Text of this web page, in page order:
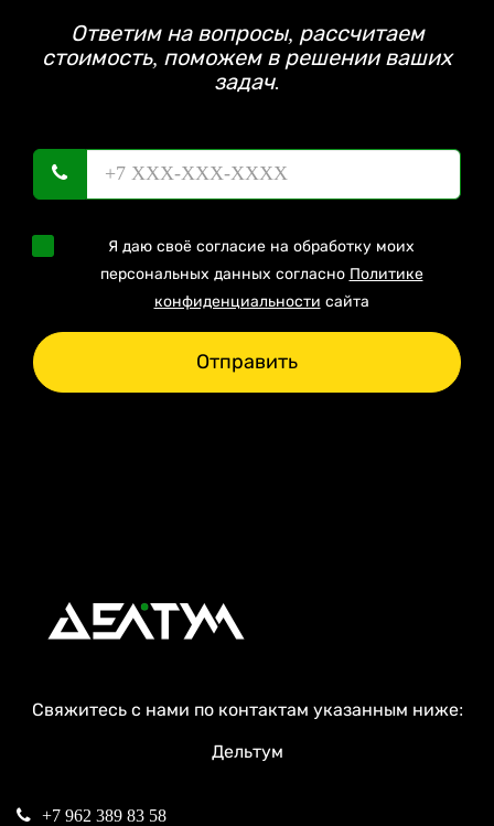
Ответим на вопросы, рассчитаем
стоимость, поможем в решении ваших
задач.
Я даю своё согласие на обработку моих
персональных данных согласно Политике
конфиденциальности сайта
Отправить
Свяжитесь с нами по контактам указанным ниже:
Дельтум
+7 962 389 83 58